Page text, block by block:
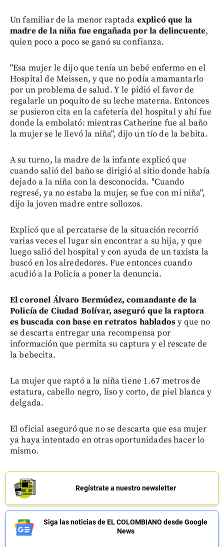
Un familiar de la menor raptada explicó que la
madre de la niña fue engañada por la delincuente,
quien poco a poco se ganó su confianza.
"Esa mujer le dijo que tenía un bebé enfermo en el
Hospital de Meissen, y que no podía amamantarlo
por un problema de salud. Y le pidió el favor de
regalarle un poquito de su leche materna. Entonces
se pusieron cita en la cafetería del hospital y ahí fue
donde la embolató: mientras Catherine fue al baño
la mujer se le llevó la niña", dijo un tío de la bebita.
A su turno, la madre de la infante explicó que
cuando salió del baño se dirigió al sitio donde había
dejado a la niña con la desconocida. "Cuando
regresé, ya no estaba la mujer, se fue con mi niña",
dijo la joven madre entre sollozos.
Explicó que al percatarse de la situación recorrió
varias veces el lugar sin encontrar a su hija, y que
luego salió del hospital y con ayuda de un taxista la
buscó en los alrededores. Fue entonces cuando
acudió a la Policía a poner la denuncia.
El coronel Álvaro Bermúdez, comandante de la
Policía de Ciudad Bolívar, aseguró que la raptora
es buscada con base en retratos habladosy que no
se descarta entregar una recompensa por
información que permita su captura y el rescate de
la bebecita.
La mujer que raptó a la niña tiene 1.67 metros de
estatura, cabello negro, liso y corto, de piel blanca y
delgada.
El oficial aseguró que no se descarta que esa mujer
ya haya intentado en otras oportunidades hacer lo
mismo.
Regístrate a nuestro newsletter
Siga las noticias de EL COLOMBIANO desde Google
News